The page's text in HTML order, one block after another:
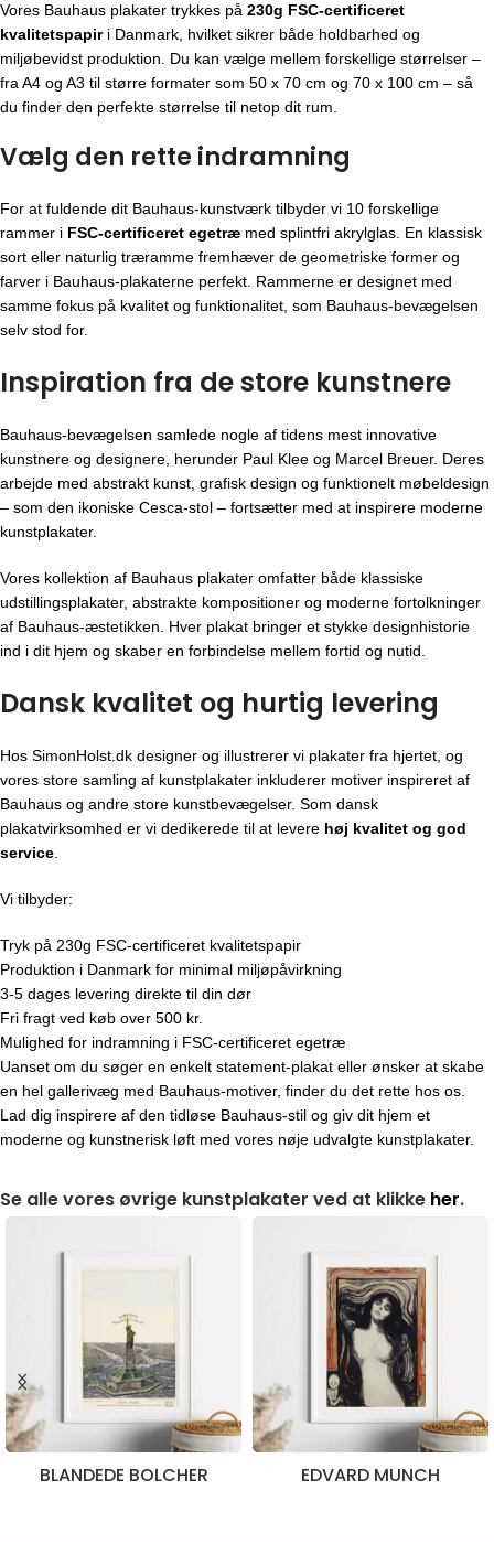
Vores Bauhaus plakater trykkes på 230g FSC-certificeret
kvalitetspapiri Danmark, hvilket sikrer både holdbarhed og
miljøbevidst produktion. Du kan vælge mellem forskellige størrelser –
fra A4 og A3 til større formater som 50 x 70 cm og 70 x 100 cm – så
du finder den perfekte størrelse til netop dit rum.
Vælg den rette indramning
For at fuldende dit Bauhaus-kunstværk tilbyder vi 10 forskellige
rammer i FSC-certificeret egetræ med splintfri akrylglas. En klassisk
sort eller naturlig træramme fremhæver de geometriske former og
farver i Bauhaus-plakaterne perfekt. Rammerne er designet med
samme fokus på kvalitet og funktionalitet, som Bauhaus-bevægelsen
selv stod for.
Inspiration fra de store kunstnere
Bauhaus-bevægelsen samlede nogle af tidens mest innovative
kunstnere og designere, herunder Paul Klee og Marcel Breuer. Deres
arbejde med abstrakt kunst, grafisk design og funktionelt møbeldesign
– som den ikoniske Cesca-stol – fortsætter med at inspirere moderne
kunstplakater.
Vores kollektion af Bauhaus plakater omfatter både klassiske
udstillingsplakater, abstrakte kompositioner og moderne fortolkninger
af Bauhaus-æstetikken. Hver plakat bringer et stykke designhistorie
ind i dit hjem og skaber en forbindelse mellem fortid og nutid.
Dansk kvalitet og hurtig levering
Hos SimonHolst.dk designer og illustrerer vi plakater fra hjertet, og
vores store samling af kunstplakater inkluderer motiver inspireret af
Bauhaus og andre store kunstbevægelser. Som dansk
plakatvirksomhed er vi dedikerede til at levere høj kvalitet og god
service
Vi tilbyder:
Tryk på 230g FSC-certificeret kvalitetspapir
Produktion i Danmark for minimal miljøpåvirkning
3-5 dages levering direkte til din dør
Fri fragt ved køb over 500 kr.
Mulighed for indramning i FSC-certificeret egetræ
Uanset om du søger en enkelt statement-plakat eller ønsker at skabe
en hel gallerivæg med Bauhaus-motiver, finder du det rette hos os.
Lad dig inspirere af den tidløse Bauhaus-stil og giv dit hjem et
moderne og kunstnerisk løft med vores nøje udvalgte kunstplakater.
Se alle vores øvrige kunstplakater ved at klikke her.
BLANDEDE BOLCHER EDVARD MUNCH